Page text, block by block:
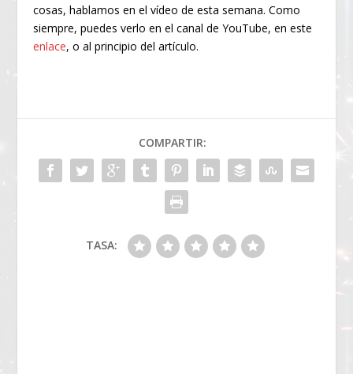
cosas, hablamos en el vídeo de esta semana. Como
siempre, puedes verlo en el canal de YouTube, en este
enlace, o al principio del artículo.
COMPARTIR:
TASA: